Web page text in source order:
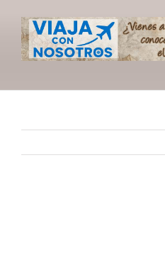
contenido